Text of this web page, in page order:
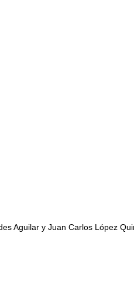
Aguilar y Juan Carlos López